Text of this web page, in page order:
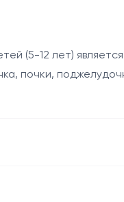
(5-12 лет)
почки,